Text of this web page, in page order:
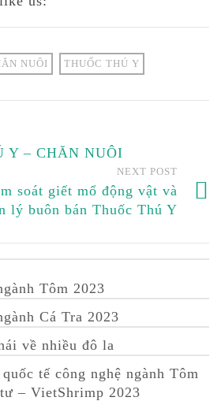
NUÔI THUỐC THÚ Y
Y – CHĂN NUÔI
NEXT POST
soát giết mổ động vật và
lý buôn bán Thuốc Thú Y
Tôm 2023
Cá Tra 2023
về nhiều đô la
tế công nghệ ngành Tôm
– VietShrimp 2023